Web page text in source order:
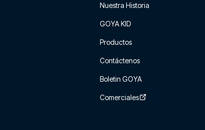
Nuestra Historia
GOYA KID
Productos
Contáctenos
Boletin GOYA
Comerciales